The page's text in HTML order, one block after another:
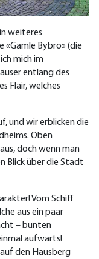
weiteres
«Gamle Bybro» (die
mich im
entlang des
Flair, welches
und wir erblicken die
Oben
doch wenn man
Blick über die Stadt
Vom Schiff
aus ein paar
– bunten
aufwärts!
den Hausberg